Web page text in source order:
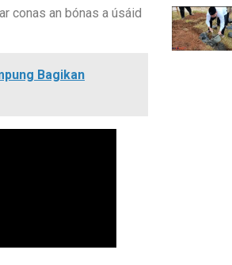
conas an bónas a úsáid
Bagikan